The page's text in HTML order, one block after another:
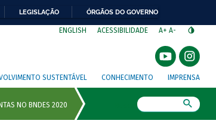
LEGISLAÇÃO ÓRGÃOS DO GOVERNO
ENGLISH ACESSIBILIDADE A+ A-
SUSTENTÁVEL CONHECIMENTO IMPRENSA